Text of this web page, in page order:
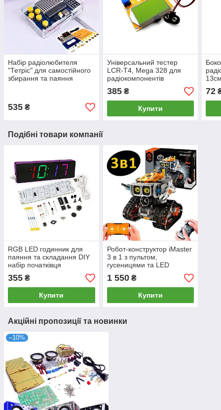
Набір радіолюбителя
"Тетріс" для самостійного
збирання та паяння
535 ₴
Універсальний тестер
LCR-T4, Mega 328 для
радіокомпонентів
385₴
Купити
72
Подібні товари компанії
RGB LED годинник для
паяння та складання DIY
набір початківця
355 ₴
Купити
Робот-конструктор iMaster
3 в 1 з пультом,
гусеницями та LED
1 550₴
Купити
Акційні пропозиції та новинки
–10%